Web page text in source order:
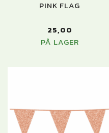
PINK FLAG
25,00
PÅ LAGER